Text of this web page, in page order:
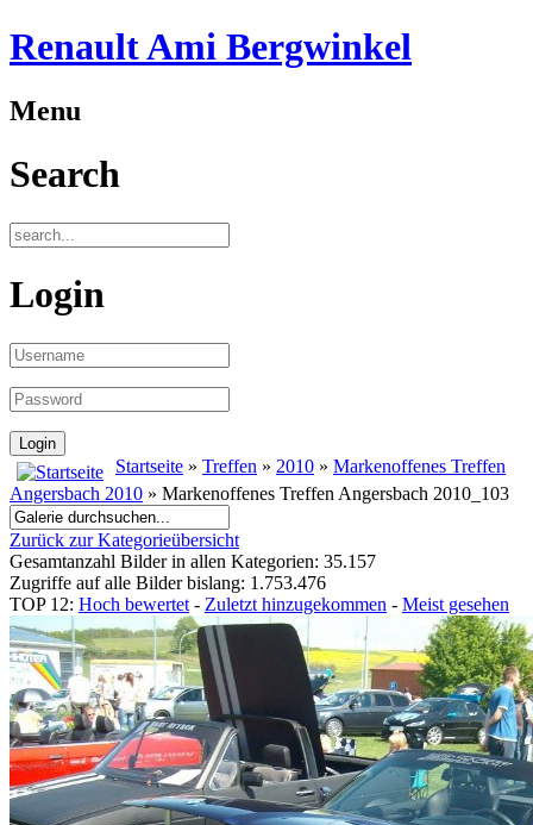
Renault Ami Bergwinkel
Menu
Search
Login
Startseite » Treffen » 2010 » Markenoffenes Treffen
Angersbach 2010 » Markenoffenes Treffen Angersbach 2010_103
Zurück zur Kategorieübersicht
Gesamtanzahl Bilder in allen Kategorien: 35.157
Zugriffe auf alle Bilder bislang: 1.753.476
TOP 12: Hoch bewertet - Zuletzt hinzugekommen - Meist gesehen